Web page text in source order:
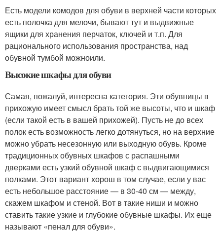
Есть модели комодов для обуви в верхней части которых
есть полочка для мелочи, бывают тут и выдвижные
ящики для хранения перчаток, ключей и т.п. Для
рационального использования пространства, над
обувной тумбой можноили.
Высокие шкафы для обуви
Самая, пожалуй, интересна категория. Эти обувницы в
прихожую имеет смысл брать той же высоты, что и шкаф
(если такой есть в вашей прихожей). Пусть не до всех
полок есть возможность легко дотянуться, но на верхние
можно убрать несезонную или выходную обувь. Кроме
традиционных обувных шкафов с распашными
дверками есть узкий обувной шкаф с выдвигающимися
полками. Этот вариант хорош в том случае, если у вас
есть небольшое расстояние — в 30-40 см — между,
скажем шкафом и стеной. Вот в такие ниши и можно
ставить такие узкие и глубокие обувные шкафы. Их еще
называют «пенал для обуви».